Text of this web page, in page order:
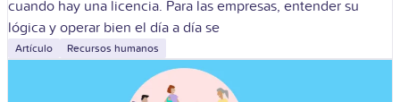
cuando hay una licencia. Para las empresas, entender su
lógica y operar bien el día a día se
Artículo Recursos humanos